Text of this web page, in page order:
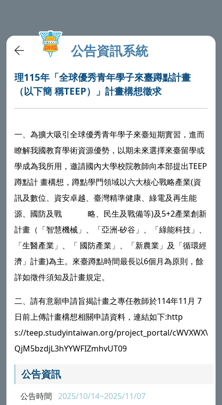
公告資訊系統
理115年「全球優秀青年學子來臺蹲點計畫
（以下簡 稱TEEP）」計畫構想徵求
一、為擴大吸引全球優秀青年學子來臺短期實習，進而
瞭解我國教育學術資源優勢，以期未來選擇來臺留學或
學成為我所用，邀請國內大學校院教師向本部提出TEEP
蹲點計 畫構想，蹲點學門領域以六大核心戰略產業(資
訊及數位、資安卓越、臺灣精準健康、綠電及再生能
源、國防及戰 略、民生及戰備等)及5+2產業創新
計畫（「智慧機械」、「亞洲‧矽谷」、「綠能科技」、
「生醫產業」、「 國防產業」、「新農業」及「循環經
濟」計畫)為主。來臺蹲點時間最長以6個月為原則，餘
詳如徵件須知及計畫規定。
二、請有意願申請旨揭計畫之專任教師於114年11月 7
日前上傳計畫構想相關申請資料，連結如下:http
s://teep.studyintaiwan.org/project_portal/cWVXWXVi
QjM5bzdjL3hYYWFIZmhvUT09
公告資訊
公告時間 2025/10/14~2025/11/07